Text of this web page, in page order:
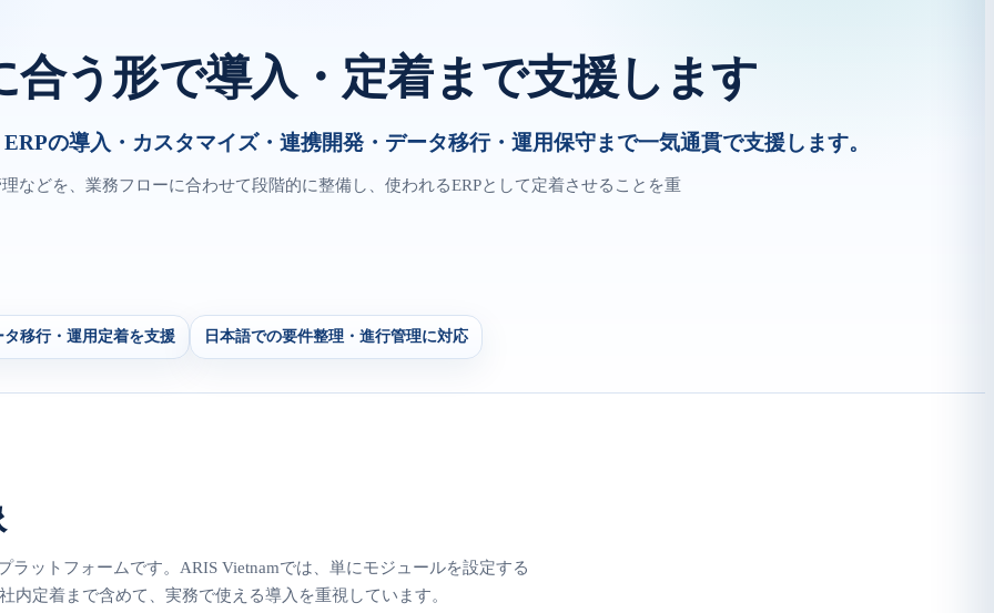
合う形で導入・定着まで支援します
の導入・カスタマイズ・連携開発・データ移行・運用保守まで一気通貫で支援します。
などを、業務フローに合わせて段階的に整備し、使われるERPとして定着させることを重
移行・運用定着を支援 日本語での要件整理・進行管理に対応
ラットフォームです。ARIS Vietnamでは、単にモジュールを設定する
定着まで含めて、実務で使える導入を重視しています。